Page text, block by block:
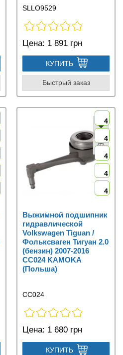
SLLO9529
Цена: 1 891 грн
КУПИТЬ
Быстрый заказ
4
4
4
4
4
Выжимной подшипник
гидравлической
Volkswagen Tiguan /
Фольксваген Тигуан 2.0
(бензин) 2007-2016
CC024 KAMOKA
(Польша)
CC024
Цена: 1 680 грн
КУПИТЬ